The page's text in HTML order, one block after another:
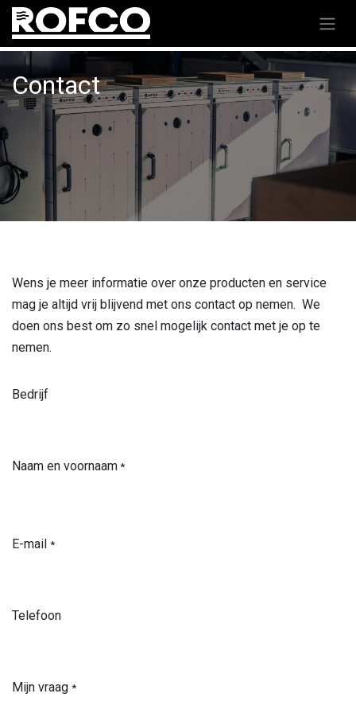
Contact
Wens je meer informatie over onze producten en service
mag je altijd vrij blijvend met ons contact op nemen. We
doen ons best om zo snel mogelijk contact met je op te
nemen.
Bedrijf
Naam en voornaam*
E-mail *
Telefoon
Mijn vraag *